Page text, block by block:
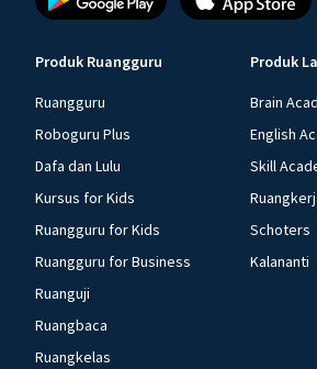
Produk Ruangguru
Ruangguru
Roboguru Plus
Dafa dan Lulu
Kursus for Kids
Ruangguru for Kids
Ruangguru for Business
Ruanguji
Ruangbaca
Ruangkelas
Produk
Brain
English
Skill
Schoters
Kalananti